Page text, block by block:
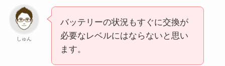
しゅん
バッテリーの状況もすぐに交換が
必要なレベルにはならないと思い
ます。